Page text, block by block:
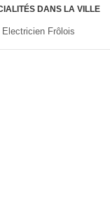
DANS LA VILLE
Electricien Frôlois